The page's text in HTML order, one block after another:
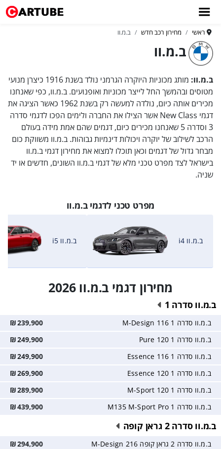
ראשי מחירון רכב חדש ב.מ.וו
ב.מ.וו
ב.מ.וו:
מותג מכוניות היוקרה הגרמני נולד בשנת 1916 כיצרן מנועי
מטוסים ובהמשך החל לייצר מכוניות ואופנועים. ב.מ.וו, כפי שאנחנו
מכירים אותה כיום, נולדה למעשה רק בשנת 1962 כאשר הציגה את
דגמי New Class אשר הצילו את החברה ולימים הפכו לדגמי סדרה
3 וסדרה 5 שאנחנו מכירים כיום, דגמים שהם אמת מידה בעולם
הרכב לשילוב של יוקרה ויכולות דינמיות גבוהות. ב.מ.וו משווקת כום
מבחר גדול של דגמים וכאן תוכלו למצוא את מחירון דגמי ב.מ.וו
בישראל לצד מפרט טכני מלא של דגמי ב.מ.וו השונים, חדשים או יד
שניה.
מפרט טכני לדגמי ב.מ.וו
ב.מ.וו i4 ב.מ.וו i5
מחירון דגמי ב.מ.וו 2026
ב.מ.וו סדרה 1
ב.מ.וו סדרה 1 116 M-Design 239,900
₪
ב.מ.וו סדרה 1 120 Pure
249,900
₪
ב.מ.וו סדרה 1 116 Essence
249,900
₪
ב.מ.וו סדרה 1 120 Essence
269,900
₪
ב.מ.וו סדרה 1 120 M-Sport
289,900
₪
ב.מ.וו סדרה 1 M135 M-Sport Pro
439,900
₪
ב.מ.וו סדרה 2 גראן קופה
ב.מ.וו סדרה 2 גראן קופה 216 M-Design 294,900
₪